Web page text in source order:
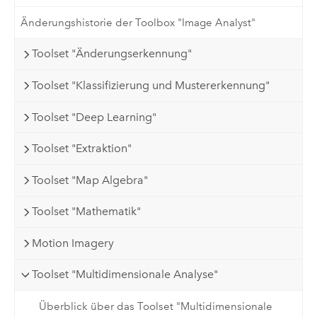
Änderungshistorie der Toolbox "Image Analyst"
Toolset "Änderungserkennung"
Toolset "Klassifizierung und Mustererkennung"
Toolset "Deep Learning"
Toolset "Extraktion"
Toolset "Map Algebra"
Toolset "Mathematik"
Motion Imagery
Toolset "Multidimensionale Analyse"
Überblick über das Toolset "Multidimensionale